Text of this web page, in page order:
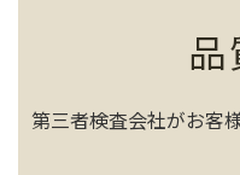
第三者検査会社がお客